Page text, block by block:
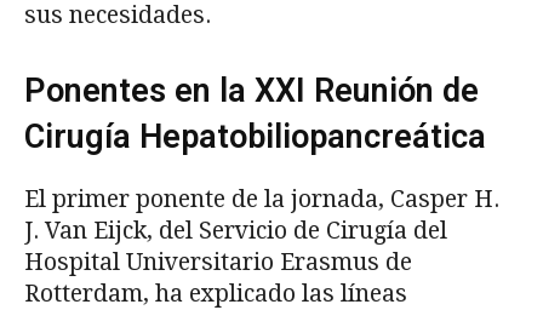
sus necesidades.
Ponentes en la XXI Reunión de
Cirugía Hepatobiliopancreática
El primer ponente de la jornada, Casper H.
J. Van Eijck, del Servicio de Cirugía del
Hospital Universitario Erasmus de
Rotterdam, ha explicado las líneas